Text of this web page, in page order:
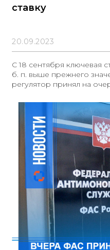
ставку
20.09.2023
С 18 сентября ключевая
б. п. выше прежнего
регулятор принял на
27 октября.Документ: